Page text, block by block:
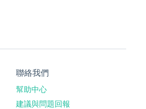
聯絡我們
幫助中心
建議與問題回報